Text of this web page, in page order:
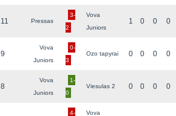
11 Pressas
3-
2
Vova
Juniors
1 0 0 0
9
Vova
Juniors
0-
3
Ozo tapyrai 0 0 0 0
8
Vova
Juniors
1-
0
Viesulas 2 0 0 0 0
4-
Vova